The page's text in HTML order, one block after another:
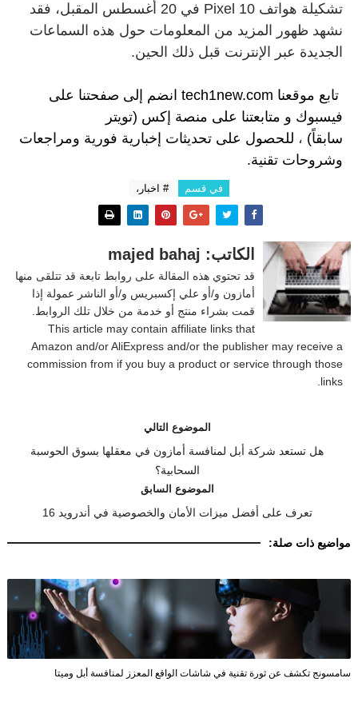
تشكيلة هواتف Pixel 10 في 20 أغسطس المقبل، فقد
نشهد ظهور المزيد من المعلومات حول هذه السماعات
الجديدة عبر الإنترنت قبل ذلك الحين.
تابع موقعنا tech1new.comانضم إلى صفحتنا على
فيسبوك و متابعتنا على منصة إكس (تويتر
سابقاً) ، للحصول على تحديثات إخبارية فورية ومراجعات
وشروحات تقنية.
في قسم # اخبار،
الكاتب: majed bahaj
قد تحتوي هذه المقالة على روابط تابعة قد تتلقى منها
أمازون و/أو علي إكسبريس و/أو الناشر عمولة إذا
قمت بشراء منتج أو خدمة من خلال تلك الروابط.
This article may contain affiliate links that
Amazon and/or AliExpress and/or the publisher may receive a
commission from if you buy a product or service through those
links.
الموضوع التالي
هل تستعد شركة أبل لمنافسة أمازون في معقلها بسوق الحوسبة
السحابية؟
الموضوع السابق
تعرف على أفضل ميزات الأمان والخصوصية في أندرويد 16
مواضيع ذات صلة:
سامسونج تكشف عن ثورة تقنية في شاشات الواقع المعزز لمنافسة أبل وميتا